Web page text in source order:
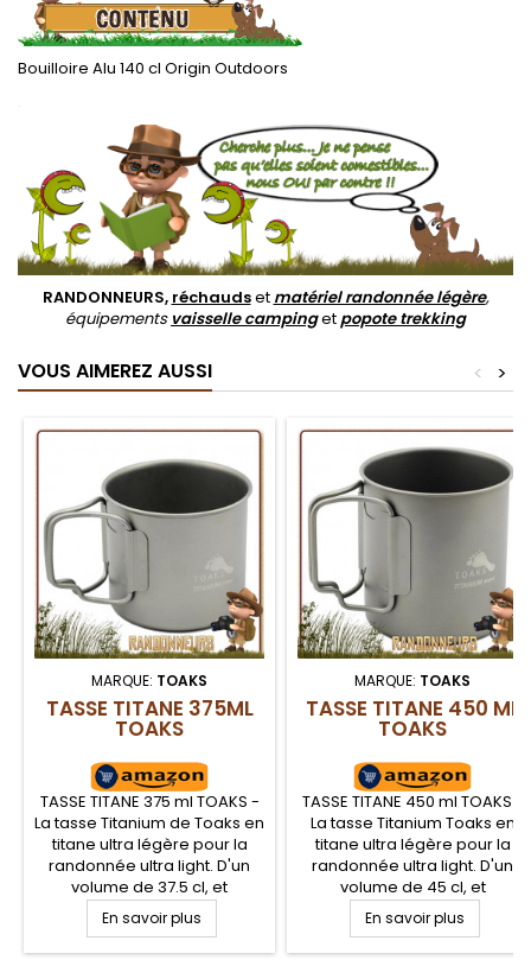
Bouilloire Alu 140 cl Origin Outdoors
.
RANDONNEURS, réchaudset matériel randonnée légère,
équipements vaisselle campingetpopote trekking
VOUS AIMEREZ AUSSI >
<
MARQUE: TOAKS
TASSE TITANE 375ML
TOAKS
TASSE TITANE 375 ml TOAKS -
La tasse Titanium de Toaks en
titane ultra légère pour la
randonnée ultra light. D'un
volume de 37.5 cl, et
seulement 62 g, cette tasse
avec poignées repliables
Toaks est idéale pour les
En savoir plus
MARQUE: TOAKS
TASSE TITANE 450 ML
TOAKS
TASSE TITANE 450 ml TOAKS -
La tasse Titanium Toaks en
titane ultra légère pour la
randonnée ultra light. D'un
volume de 45 cl, et
seulement 76 g, cette tasse
avec poignées repliables
Toaks est idéale pour les
En savoir plus